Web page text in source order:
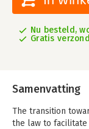
Nu besteld,
Gratis
Samenvatting
The transition
the law to